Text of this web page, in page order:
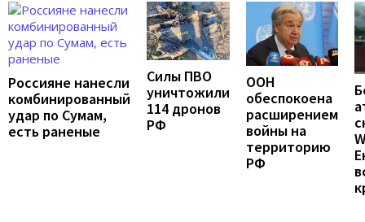
Россияне нанесли
комбинированный
удар по Сумам,
есть раненые
Силы ПВО
уничтожили
114 дронов
РФ
ООН
обеспокоена
расширением
войны на
территорию
РФ